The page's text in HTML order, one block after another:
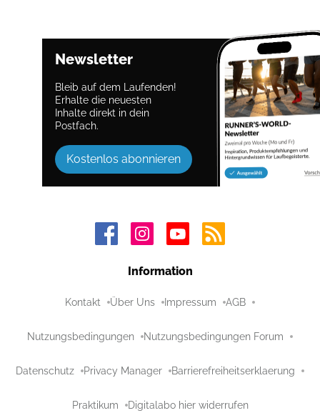
Newsletter
Bleib auf dem Laufenden!
Erhalte die neuesten
Inhalte direkt in dein
Postfach.
Kostenlos abonnieren
Information
Kontakt Über Uns Impressum AGB
Nutzungsbedingungen Nutzungsbedingungen Forum
Datenschutz Privacy Manager Barrierefreiheitserklaerung
Praktikum Digitalabo hier widerrufen